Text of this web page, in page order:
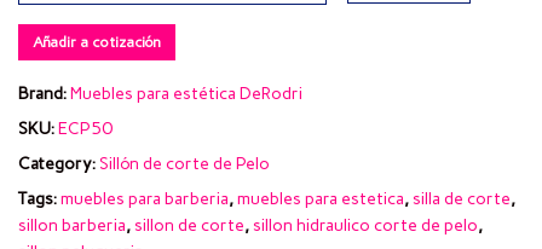
Añadir a cotización
Brand:Muebles para estética DeRodri
SKU:ECP50
Category:Sillón de corte de Pelo
Tags:muebles para barberia,muebles para estetica,silla de corte,
sillon barberia,sillon de corte,sillon hidraulico corte de pelo,